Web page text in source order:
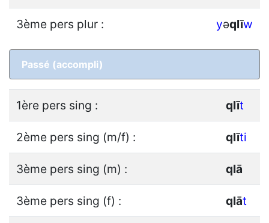
3ème pers plur : yǝqlīw
Passé (accompli)
1ère pers sing : qlīt
2ème pers sing (m/f) : qlīti
3ème pers sing (m) : qlā
3ème pers sing (f) : qlāt